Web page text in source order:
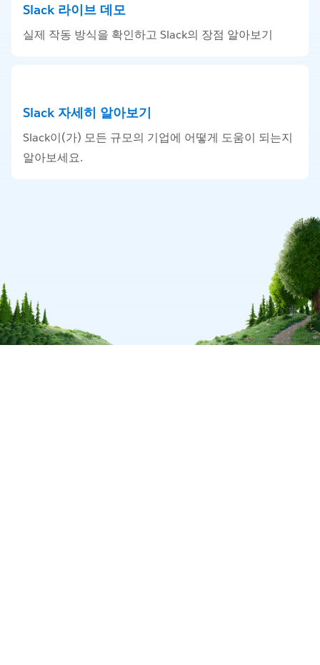
Slack 라이브 데모
실제 작동 방식을 확인하고 Slack의 장점 알아보기
Slack 자세히 알아보기
Slack이(가) 모든 규모의 기업에 어떻게 도움이 되는지
알아보세요.